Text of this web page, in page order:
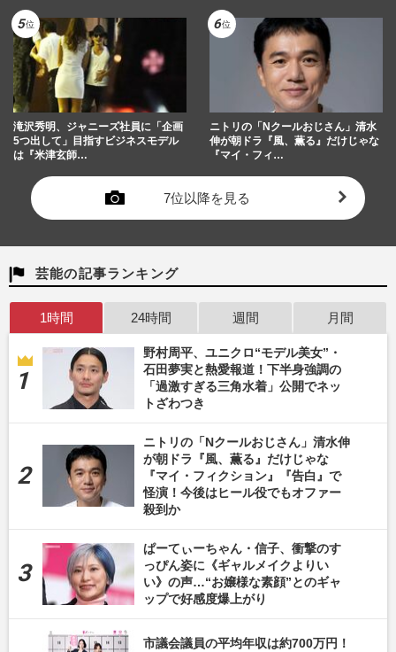
滝沢秀明、ジャニーズ社員に「企画
5つ出して」目指すビジネスモデル
は『米津玄師…
ニトリの「Nクールおじさん」清水
伸が朝ドラ『風、薫る』だけじゃな
『マイ・フィ…
7位以降を見る
芸能の記事ランキング
1時間 24時間 週間 月間
野村周平、ユニクロ“モデル美女”・
石田夢実と熱愛報道！下半身強調の
「過激すぎる三角水着」公開でネッ
トざわつき
ニトリの「Nクールおじさん」清水伸
が朝ドラ『風、薫る』だけじゃな
『マイ・フィクション』『告白』で
怪演！今後はヒール役でもオファー
殺到か
ぱーてぃーちゃん・信子、衝撃のす
っぴん姿に《ギャルメイクよりい
い》の声…“お嬢様な素顔”とのギャ
ップで好感度爆上がり
市議会議員の平均年収は約700万円！